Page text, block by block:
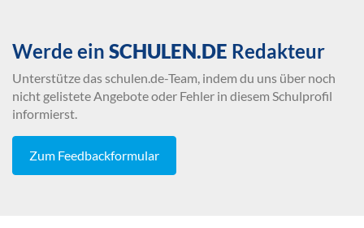
Werde ein SCHULEN.DE Redakteur
Unterstütze das schulen.de-Team, indem du uns über noch
nicht gelistete Angebote oder Fehler in diesem Schulprofil
informierst.
Zum Feedbackformular